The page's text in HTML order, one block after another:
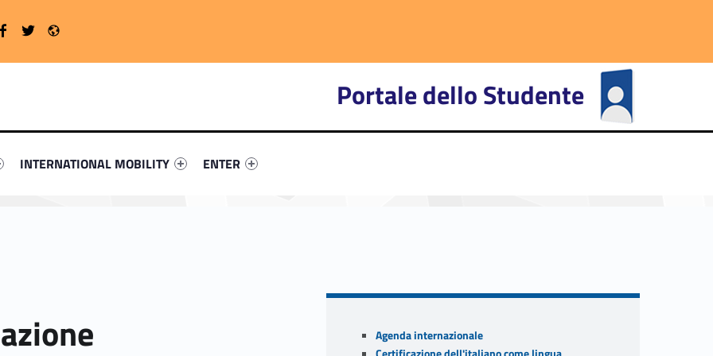
Portale dello Studente
41018-4
#link-menu-primary-9541-16
Link identifier #link-menu-primary-60997-19
INTERNATIONAL MOBILITY
Link identifier #link-menu-primary-1756-27
ENTER
WebMan on Facebook
Twitter
Sidebar
Agenda internazionale